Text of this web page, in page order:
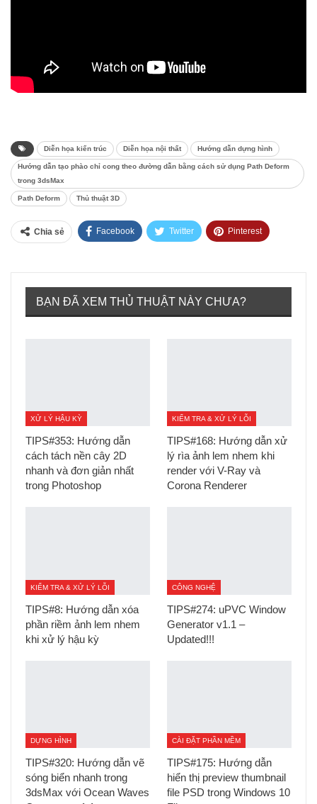
Diễn họa kiến trúc Diễn họa nội thất Hướng dẫn dựng hình
Hướng dẫn tạo phào chỉ cong theo đường dẫn bằng cách sử dụng Path Deform
trong 3dsMax
Path Deform Thủ thuật 3D
Chia sẻ Facebook Twitter Pinterest
BẠN ĐÃ XEM THỦ THUẬT NÀY CHƯA?
XỬ LÝ HẬU KỲ
TIPS#353: Hướng dẫn
cách tách nền cây 2D
nhanh và đơn giản nhất
trong Photoshop
KIỂM TRA & XỬ LÝ LỖI
TIPS#168: Hướng dẫn xử
lý rìa ảnh lem nhem khi
render với V-Ray và
Corona Renderer
KIỂM TRA & XỬ LÝ LỖI
TIPS#8: Hướng dẫn xóa
phần riềm ảnh lem nhem
khi xử lý hậu kỳ
CÔNG NGHỆ
TIPS#274: uPVC Window
Generator v1.1 –
Updated!!!
DỰNG HÌNH
TIPS#320: Hướng dẫn vẽ
sóng biển nhanh trong
3dsMax với Ocean Waves
CÀI ĐẶT PHẦN MỀM
TIPS#175: Hướng dẫn
hiển thị preview thumbnail
file PSD trong Windows 10